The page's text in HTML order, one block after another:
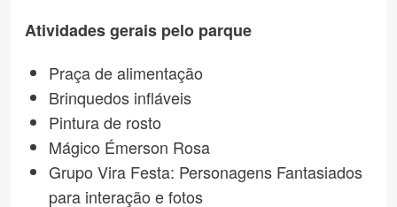
Atividades gerais pelo parque
Praça de alimentação
Brinquedos infláveis
Pintura de rosto
Mágico Émerson Rosa
Grupo Vira Festa: Personagens Fantasiados
para interação e fotos